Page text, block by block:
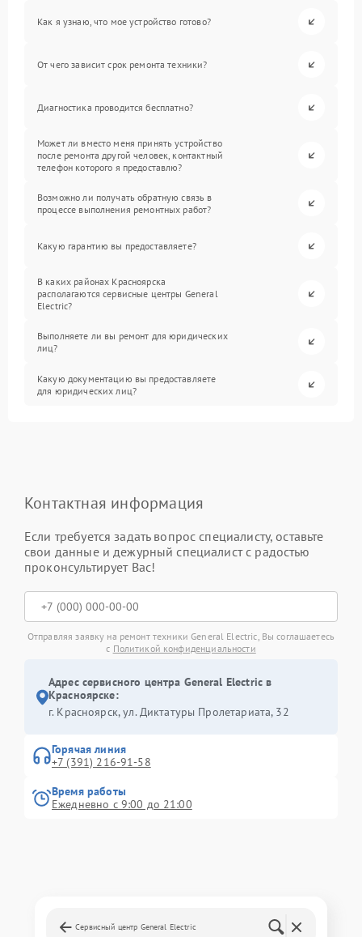
Как я узнаю, что мое устройство готово?
От чего зависит срок ремонта техники?
Диагностика проводится бесплатно?
Может ли вместо меня принять устройство
после ремонта другой человек, контактный
телефон которого я предоставлю?
Возможно ли получать обратную связь в
процессе выполнения ремонтных работ?
Какую гарантию вы предоставляете?
В каких районах Красноярска
располагаются сервисные центры General
Electric?
Выполняете ли вы ремонт для юридических
лиц?
Какую документацию вы предоставляете
для юридических лиц?
Контактная информация
Если требуется задать вопрос специалисту, оставьте
свои данные и дежурный специалист с радостью
проконсультирует Вас!
Отправляя заявку на ремонт техники General Electric, Вы соглашаетесь
с Политикой конфиденциальности
Адрес сервисного центра General Electric в
Красноярске:
г. Красноярск, ул. Диктатуры Пролетариата, 32
Горячая линия
+7 (391) 216-91-58
Время работы
Ежедневно с 9:00 до 21:00
Сервисный центр General Electric